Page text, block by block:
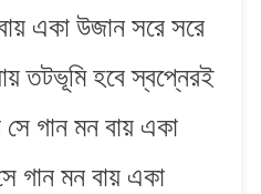
একা উজান সরে সরে
তটভূমি হবে স্বপ্নেরই
সে গান মন বায় একা
গান মন বায় একা